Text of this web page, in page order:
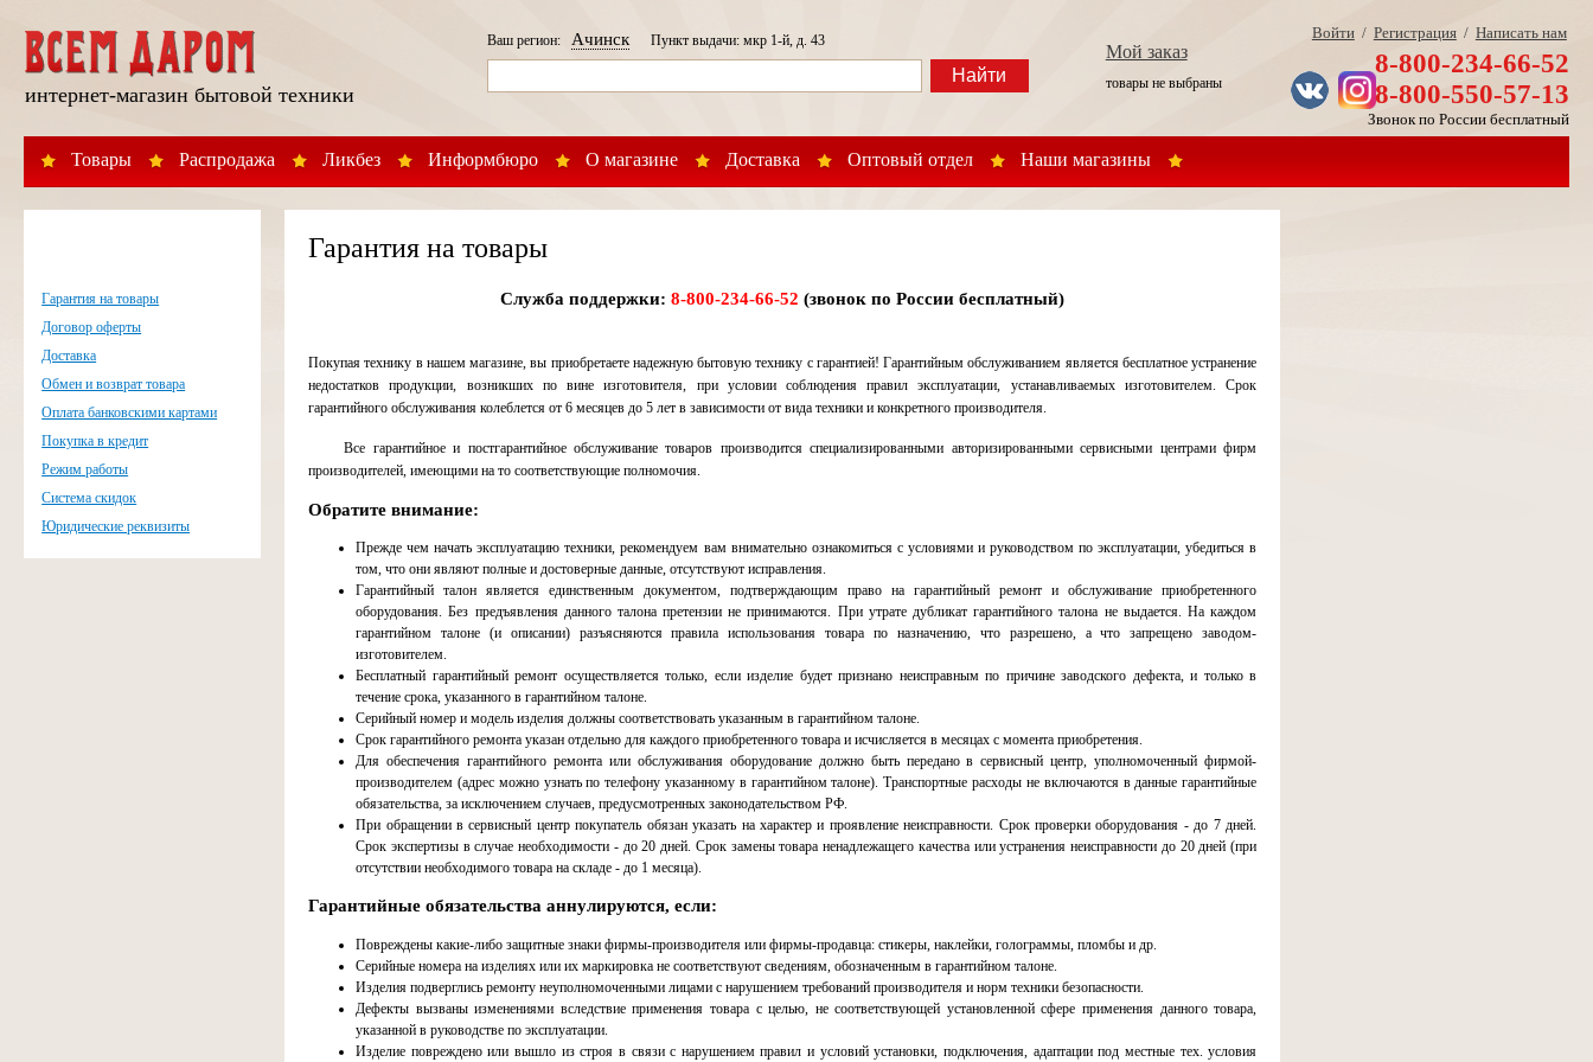
интернет-магазин бытовой техники
Товары Распродажа Ликбез Информбюро О магазине Доставка Оптовый отдел Наши магазины
Ваш регион:АчинскПункт выдачи: мкр 1-й, д. 43
Найти
Мой заказ
товары не выбраны
Войти/ Регистрация/ Написать нам
8-800-234-66-52
8-800-550-57-13
Звонок по России бесплатный
Гарантия на товары
Договор оферты
Доставка
Обмен и возврат товара
Оплата банковскими картами
Покупка в кредит
Режим работы
Система скидок
Юридические реквизиты
Гарантия на товары
Cлужба поддержки:8-800-234-66-52(звонок по России бесплатный)
Покупая технику в нашем магазине, вы приобретаете надежную бытовую технику с гарантией! Гарантийным обслуживанием является бесплатное устранение
недостатков продукции, возникших по вине изготовителя, при условии соблюдения правил эксплуатации, устанавливаемых изготовителем. Срок
гарантийного обслуживания колеблется от 6 месяцев до 5 лет в зависимости от вида техники и конкретного производителя.
Все гарантийное и постгарантийное обслуживание товаров производится специализированными авторизированными сервисными центрами фирм
производителей, имеющими на то соответствующие полномочия.
Обратите внимание:
Прежде чем начать эксплуатацию техники, рекомендуем вам внимательно ознакомиться с условиями и руководством по эксплуатации, убедиться в
том, что они являют полные и достоверные данные, отсутствуют исправления.
Гарантийный талон является единственным документом, подтверждающим право на гарантийный ремонт и обслуживание приобретенного
оборудования. Без предъявления данного талона претензии не принимаются. При утрате дубликат гарантийного талона не выдается. На каждом
гарантийном талоне (и описании) разъясняются правила использования товара по назначению, что разрешено, а что запрещено заводом-
изготовителем.
Бесплатный гарантийный ремонт осуществляется только, если изделие будет признано неисправным по причине заводского дефекта, и только в
течение срока, указанного в гарантийном талоне.
Серийный номер и модель изделия должны соответствовать указанным в гарантийном талоне.
Срок гарантийного ремонта указан отдельно для каждого приобретенного товара и исчисляется в месяцах с момента приобретения.
Для обеспечения гарантийного ремонта или обслуживания оборудование должно быть передано в сервисный центр, уполномоченный фирмой-
производителем (адрес можно узнать по телефону указанному в гарантийном талоне). Транспортные расходы не включаются в данные гарантийные
обязательства, за исключением случаев, предусмотренных законодательством РФ.
При обращении в сервисный центр покупатель обязан указать на характер и проявление неисправности. Срок проверки оборудования - до 7 дней.
Срок экспертизы в случае необходимости - до 20 дней. Срок замены товара ненадлежащего качества или устранения неисправности до 20 дней (при
отсутствии необходимого товара на складе - до 1 месяца).
Гарантийные обязательства аннулируются, если:
Повреждены какие-либо защитные знаки фирмы-производителя или фирмы-продавца: стикеры, наклейки, голограммы, пломбы и др.
Серийные номера на изделиях или их маркировка не соответствуют сведениям, обозначенным в гарантийном талоне.
Изделия подверглись ремонту неуполномоченными лицами с нарушением требований производителя и норм техники безопасности.
Дефекты вызваны изменениями вследствие применения товара с целью, не соответствующей установленной сфере применения данного товара,
указанной в руководстве по эксплуатации.
Изделие повреждено или вышло из строя в связи с нарушением правил и условий установки, подключения, адаптации под местные тех. условия